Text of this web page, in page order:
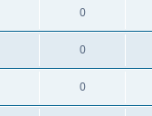
0
0
0